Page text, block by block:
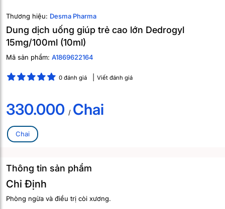
Thương hiệu: Desma Pharma
Dung dịch uống giúp trẻ cao lớn Dedrogyl
15mg/100ml (10ml)
Mã sản phẩm: A1869622164
0 đánh giá Viết đánh giá
330.000 / Chai
Chai
Thông tin sản phẩm
Chỉ Định
Phòng ngừa và điều trị còi xương.